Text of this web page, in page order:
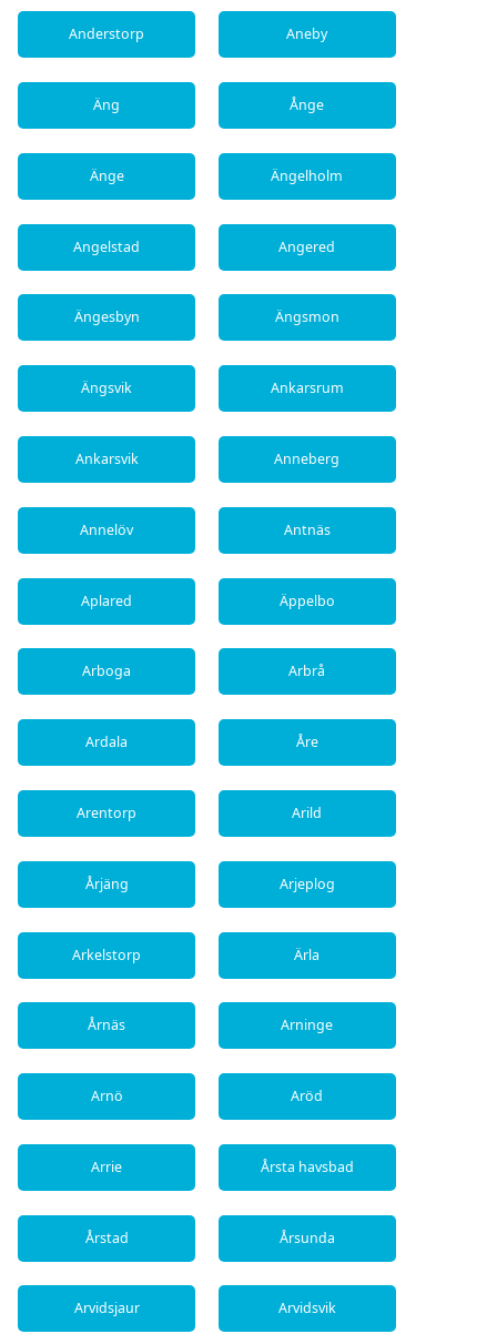
Anderstorp Aneby
Äng Ånge
Änge Ängelholm
Angelstad Angered
Ängesbyn Ängsmon
Ängsvik Ankarsrum
Ankarsvik Anneberg
Annelöv Antnäs
Aplared Äppelbo
Arboga Arbrå
Ardala Åre
Arentorp Arild
Årjäng Arjeplog
Arkelstorp Ärla
Årnäs Arninge
Arnö Aröd
Arrie Årsta havsbad
Årstad Årsunda
Arvidsjaur Arvidsvik